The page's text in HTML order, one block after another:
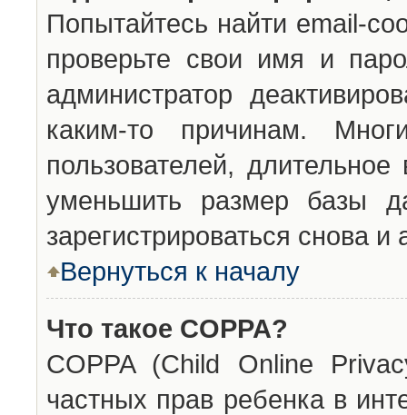
Попытайтесь найти email-
проверьте свои имя и
администратор
каким-то причинам.
пользователей,
уменьшить размер базы
зарегистрироваться снова и
Вернуться к началу
Что такое COPPA?
COPPA (Child Online
частных прав ребенка в